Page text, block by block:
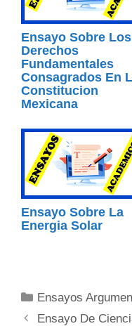
Ensayo Sobre Los
Derechos
Fundamentales
Consagrados En
Constitucion
Mexicana
Ensayo Sobre La
Energia Solar
Categorías
Ensayos
Ensayo De